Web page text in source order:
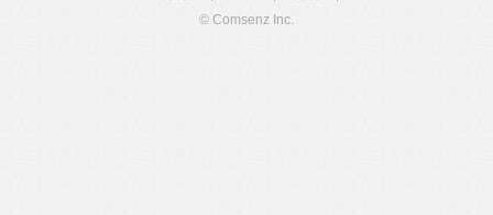
© Comsenz Inc.